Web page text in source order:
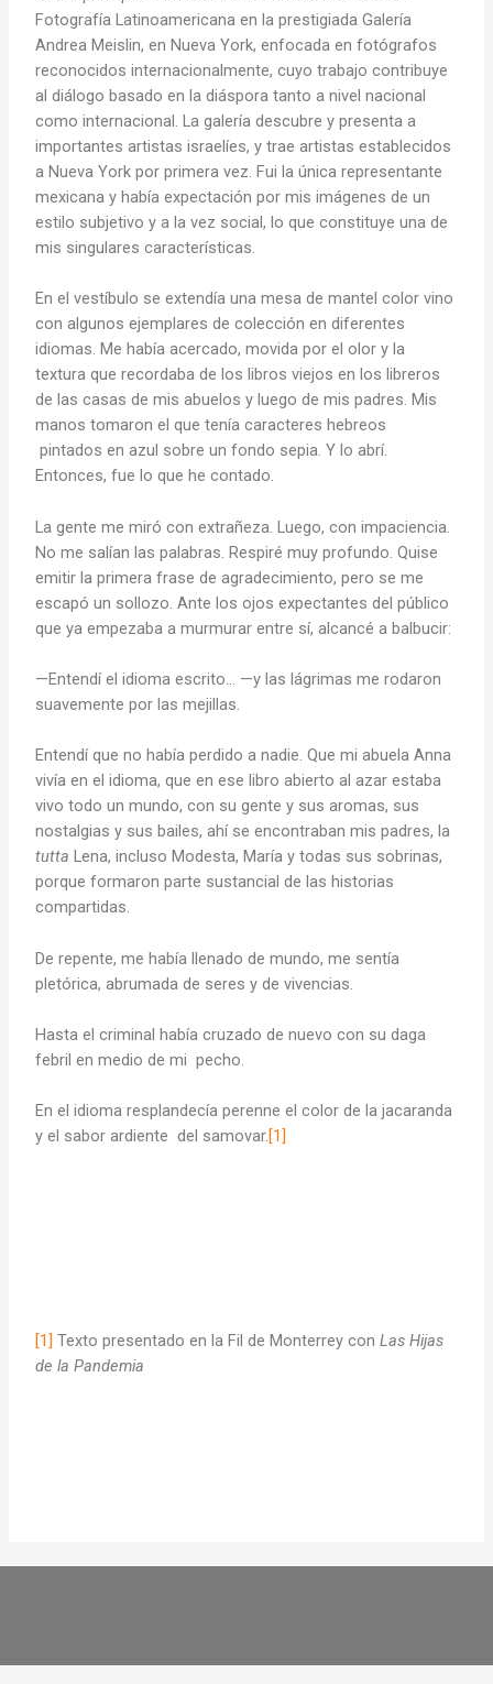
Fotografía Latinoamericana en la prestigiada Galería
Andrea Meislin, en Nueva York, enfocada en fotógrafos
reconocidos internacionalmente, cuyo trabajo contribuye
al diálogo basado en la diáspora tanto a nivel nacional
como internacional. La galería descubre y presenta a
importantes artistas israelíes, y trae artistas establecidos
a Nueva York por primera vez. Fui la única representante
mexicana y había expectación por mis imágenes de un
estilo subjetivo y a la vez social, lo que constituye una de
mis singulares características.
En el vestíbulo se extendía una mesa de mantel color vino
con algunos ejemplares de colección en diferentes
idiomas. Me había acercado, movida por el olor y la
textura que recordaba de los libros viejos en los libreros
de las casas de mis abuelos y luego de mis padres. Mis
manos tomaron el que tenía caracteres hebreos
pintados en azul sobre un fondo sepia. Y lo abrí.
Entonces, fue lo que he contado.
La gente me miró con extrañeza. Luego, con impaciencia.
No me salían las palabras. Respiré muy profundo. Quise
emitir la primera frase de agradecimiento, pero se me
escapó un sollozo. Ante los ojos expectantes del público
que ya empezaba a murmurar entre sí, alcancé a balbucir:
—Entendí el idioma escrito… —y las lágrimas me rodaron
suavemente por las mejillas.
Entendí que no había perdido a nadie. Que mi abuela Anna
vivía en el idioma, que en ese libro abierto al azar estaba
vivo todo un mundo, con su gente y sus aromas, sus
nostalgias y sus bailes, ahí se encontraban mis padres, la
tutta Lena, incluso Modesta, María y todas sus sobrinas,
porque formaron parte sustancial de las historias
compartidas.
De repente, me había llenado de mundo, me sentía
pletórica, abrumada de seres y de vivencias.
Hasta el criminal había cruzado de nuevo con su daga
febril en medio de mi pecho.
En el idioma resplandecía perenne el color de la jacaranda
y el sabor ardiente del samovar.[1]
[1] Texto presentado en la Fil de Monterrey conLas Hijas
de la Pandemia